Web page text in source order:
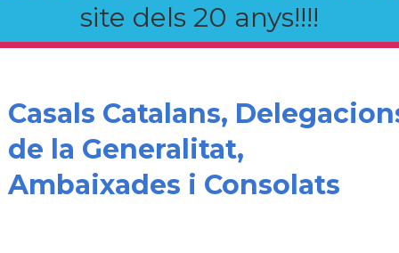
site dels 20 anys!!!!
Casals Catalans,
de la Generalitat,
Ambaixades i Consolats